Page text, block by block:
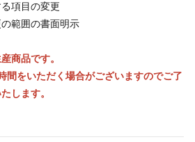
項目の変更
範囲の書面明示
商品です。
間をいただく場合がございますのでご了
します。